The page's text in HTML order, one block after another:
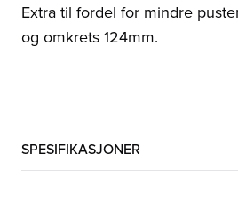
Extra til fordel for mindre
og omkrets 124mm.
SPESIFIKASJONER